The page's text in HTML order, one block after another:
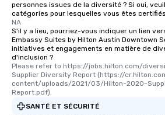
personnes issues de la diversité ? Si oui,
catégories pour lesquelles vous êtes
NA
S'il y a lieu, pourriez-vous indiquer un lien
Embassy Suites by Hilton Austin Downtown
initiatives et engagements en matière de
d'inclusion ?
Please refer to https://jobs.hilton.com/
Supplier Diversity Report (https://
content/uploads/2021/03/Hilton-2020-
Report.pdf).
SANTÉ ET SÉCURITÉ